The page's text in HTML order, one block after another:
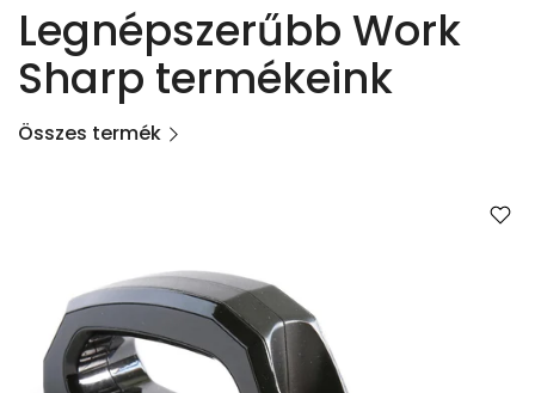
Legnépszerűbb Work
Sharp termékeink
Összes termék